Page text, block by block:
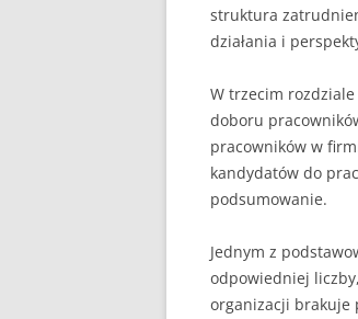
struktura
działania i
W trzecim
doboru
pracowników w
kandydatów do
podsumowanie.
Jednym z
odpowiedniej
organizacji brakuje